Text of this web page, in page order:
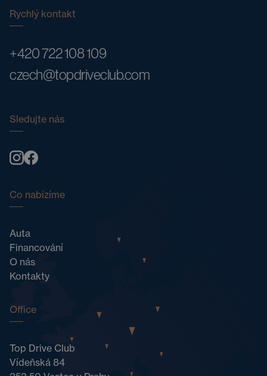
Rychlý kontakt
+420 722 108 109
czech@topdriveclub.com
Sledujte nás
Co nabízíme
Auta
Financování
O nás
Kontakty
Office
Top Drive Club
Vídeňská 84